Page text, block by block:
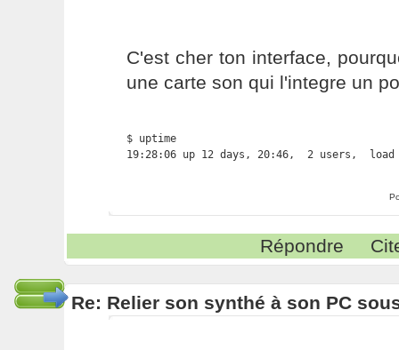
C'est cher ton interface,
une carte son qui l'integre un
$ uptime
19:28:06 up 12 days, 20:46,  2 users,  load
Répondre
Re: Relier son synthé à son PC